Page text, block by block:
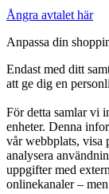
Ångra avtalet här
Anpassa din
Endast med ditt
att ge dig en
För detta samlar vi
enheter. Denna
vår webbplats, visa
analysera
uppgifter med
onlinekanaler –